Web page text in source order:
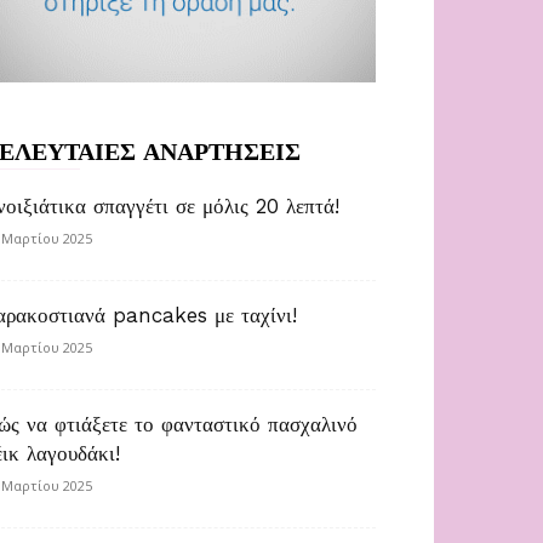
ΑΝΑΡΤΗΣΕΙΣ
σπαγγέτι σε μόλις 20 λεπτά!
2025
pancakes με ταχίνι!
2025
να φτιάξετε το φανταστικό πασχαλινό
λαγουδάκι!
2025